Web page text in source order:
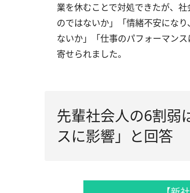
業を休むことで対処できたが、
のではないか」「情緒不安にな
ないか」「仕事のパフォーマン
寄せられました。
先輩社会人の6割弱
スに影響」と回答